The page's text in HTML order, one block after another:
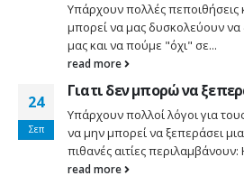
Υπάρχουν πολλές πεποιθήσεις
μπορεί να μας δυσκολεύουν να
μας και να πούμε "όχι" σε...
read more
24
Σεπ
Γιατι δεν μπορώ να
Υπάρχουν πολλοί λόγοι για
να μην μπορεί να ξεπεράσει
πιθανές αιτίες περιλαμβάνουν:
read more